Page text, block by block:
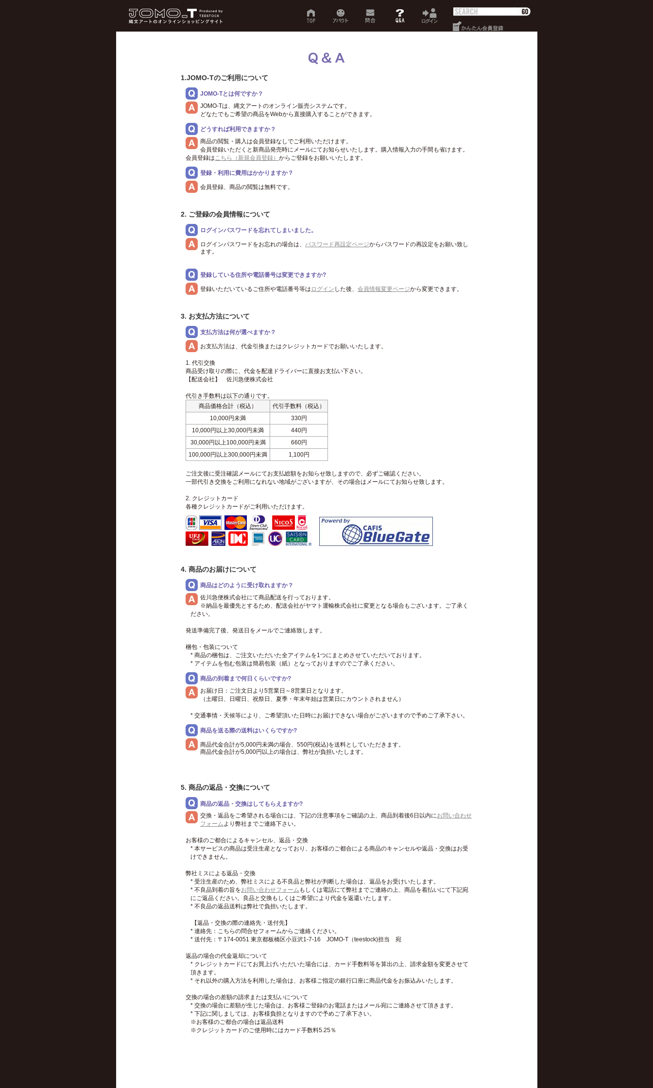
1.JOMO-Tのご利用について
JOMO-Tとは何ですか？
JOMO-Tは、縄文アートのオンライン販売システムです。
どなたでもご希望の商品をWebから直接購入することができます。
どうすれば利用できますか？
商品の閲覧・購入は会員登録なしでご利用いただけます。
会員登録いただくと新商品発売時にメールにてお知らせいたします。購入情報入力の手間も省けます。
会員登録は こちら（新規会員登録） からご登録をお願いいたします。
登録・利用に費用はかかりますか？
会員登録、商品の閲覧は無料です。
2. ご登録の会員情報について
ログインパスワードを忘れてしまいました。
ログインパスワードをお忘れの場合は、 パスワード再設定ページからパスワードの再設定をお願い致し
ます。
登録している住所や電話番号は変更できますか?
登録いただいているご住所や電話番号等は ログイン した後、 会員情報変更ページから変更できます。
3. お支払方法について
支払方法は何が選べますか？
お支払方法は、代金引換またはクレジットカードでお願いいたします。
1. 代引交換
商品受け取りの際に、代金を配達ドライバーに直接お支払い下さい。
【配送会社】 佐川急便株式会社
代引き手数料は以下の通りです。
商品価格合計（税込）
代引手数料（税込）
10,000円未満
330円
10,000円以上30,000円未満
440円
30,000円以上100,000円未満
660円
100,000円以上300,000円未満
1,100円
ご注文後に受注確認メールにてお支払総額をお知らせ致しますので、必ずご確認ください。
一部代引き交換をご利用になれない地域がございますが、その場合はメールにてお知らせ致します。
2. クレジットカード
各種クレジットカードがご利用いただけます。
4. 商品のお届けについて
商品はどのように受け取れますか？
佐川急便株式会社にて商品配送を行っております。
※納品を最優先とするため、配送会社がヤマト運輸株式会社に変更となる場合もございます。ご了承く
ださい。
発送準備完了後、発送日をメールでご連絡致します。
梱包・包装について
* 商品の梱包は、ご注文いただいた全アイテムを1つにまとめさせていただいております。
* アイテムを包む包装は簡易包装（紙）となっておりますのでご了承ください。
商品の到着まで何日くらいですか?
お届け日：ご注文日より5営業日～8営業日となります。
（土曜日、日曜日、祝祭日、夏季・年末年始は営業日にカウントされません）
* 交通事情・天候等により、ご希望頂いた日時にお届けできない場合がございますので予めご了承下さい。
商品を送る際の送料はいくらですか?
商品代金合計が5,000円未満の場合、550円(税込)を送料としていただきます。
商品代金合計が5,000円以上の場合は、弊社が負担いたします。
5. 商品の返品・交換について
商品の返品・交換はしてもらえますか?
交換・返品をご希望される場合には、下記の注意事項をご確認の上、商品到着後6日以内にお問い合わせ
フォーム より弊社までご連絡下さい。
お客様のご都合によるキャンセル、返品・交換
* 本サービスの商品は受注生産となっており、お客様のご都合による商品のキャンセルや返品・交換はお受
けできません。
弊社ミスによる返品・交換
* 受注生産のため、弊社ミスによる不良品と弊社が判断した場合は、返品をお受けいたします。
* 不良品到着の旨をお問い合わせフォーム もしくは電話にて弊社までご連絡の上、商品を着払いにて下記宛
にご返品ください。良品と交換もしくはご希望により代金を返還いたします。
* 不良品の返品送料は弊社で負担いたします。
【返品・交換の際の連絡先・送付先】
* 連絡先：こちらの問合せフォームからご連絡ください。
* 送付先：〒174-0051 東京都板橋区小豆沢1-7-16 JOMO-T（teestock)担当 宛
返品の場合の代金返却について
* クレジットカードにてお買上げいただいた場合には、カード手数料等を算出の上、請求金額を変更させて
頂きます。
* それ以外の購入方法を利用した場合は、お客様ご指定の銀行口座に商品代金をお振込みいたします。
交換の場合の差額の請求または支払いについて
* 交換の場合に差額が生じた場合は、お客様ご登録のお電話またはメール宛にご連絡させて頂きます。
* 下記に関しましては、お客様負担となりますので予めご了承下さい。
※お客様のご都合の場合は返品送料
※クレジットカードのご使用時にはカード手数料5.25％